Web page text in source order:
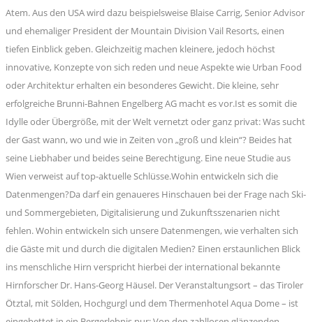
Atem. Aus den USA wird dazu beispielsweise Blaise Carrig, Senior Advisor
und ehemaliger President der Mountain Division Vail Resorts, einen
tiefen Einblick geben. Gleichzeitig machen kleinere, jedoch höchst
innovative, Konzepte von sich reden und neue Aspekte wie Urban Food
oder Architektur erhalten ein besonderes Gewicht. Die kleine, sehr
erfolgreiche Brunni-Bahnen Engelberg AG macht es vor.Ist es somit die
Idylle oder Übergröße, mit der Welt vernetzt oder ganz privat: Was sucht
der Gast wann, wo und wie in Zeiten von „groß und klein“? Beides hat
seine Liebhaber und beides seine Berechtigung. Eine neue Studie aus
Wien verweist auf top-aktuelle Schlüsse.Wohin entwickeln sich die
Datenmengen?Da darf ein genaueres Hinschauen bei der Frage nach Ski-
und Sommergebieten, Digitalisierung und Zukunftsszenarien nicht
fehlen. Wohin entwickeln sich unsere Datenmengen, wie verhalten sich
die Gäste mit und durch die digitalen Medien? Einen erstaunlichen Blick
ins menschliche Hirn verspricht hierbei der international bekannte
Hirnforscher Dr. Hans-Georg Häusel. Der Veranstaltungsort – das Tiroler
Ötztal, mit Sölden, Hochgurgl und dem Thermenhotel Aqua Dome – ist